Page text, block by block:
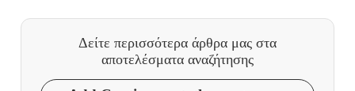
Δείτε περισσότερα άρθρα μας στα
αποτελέσματα αναζήτησης